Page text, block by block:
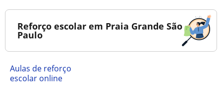
Reforço escolar em Praia Grande São
Paulo
Aulas de reforço
escolar online